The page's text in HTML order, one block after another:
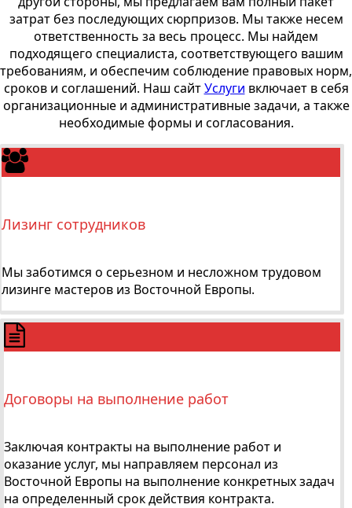
затрат без последующих сюрпризов. Мы также несем
ответственность за весь процесс. Мы найдем
подходящего специалиста, соответствующего вашим
требованиям, и обеспечим соблюдение правовых норм,
сроков и соглашений. Наш сайтУслуги включает в себя
организационные и административные задачи, а также
необходимые формы и согласования.
Лизинг сотрудников
Мы заботимся о серьезном и несложном трудовом
лизинге мастеров из Восточной Европы.
Договоры на выполнение работ
Заключая контракты на выполнение работ и
оказание услуг, мы направляем персонал из
Восточной Европы на выполнение конкретных задач
на определенный срок действия контракта.